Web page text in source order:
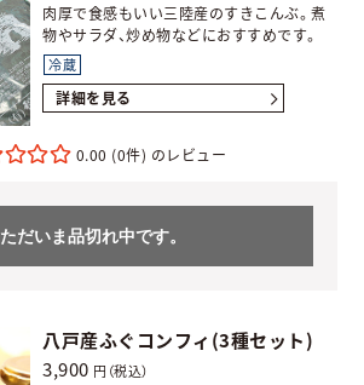
肉厚で食感もいい三陸産のすきこんぶ。煮
物やサラダ、炒め物などにおすすめです。
冷蔵
詳細を見る
0.00 (0件)
ただいま品切れ中です。
八戸産ふぐコンフィ(3種セット)
3,900 円（税込）